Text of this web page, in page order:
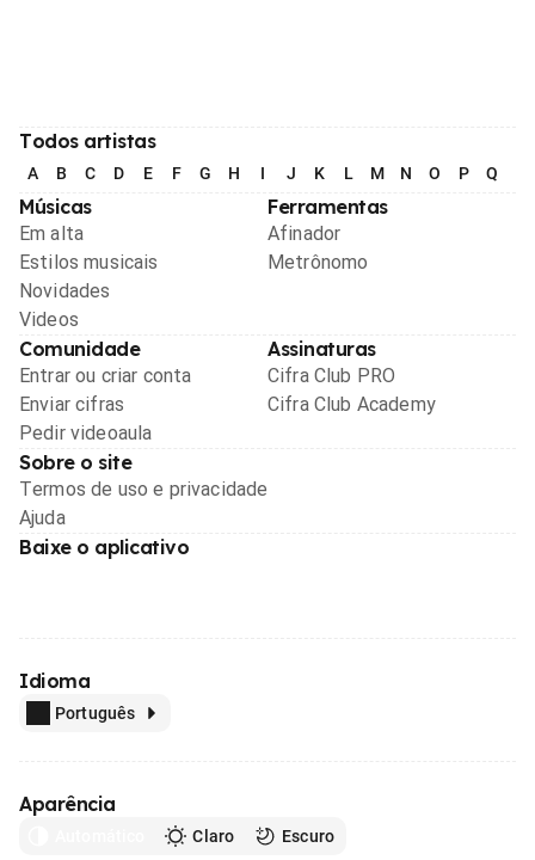
Todos artistas
A B C D E F G H I J K L M N O P Q
Músicas
Em alta
Estilos musicais
Novidades
Videos
Ferramentas
Afinador
Metrônomo
Comunidade
Entrar ou criar conta
Enviar cifras
Pedir videoaula
Assinaturas
Cifra Club PRO
Cifra Club Academy
Sobre o site
Termos de uso e privacidade
Ajuda
Baixe o aplicativo
Idioma
Português
Aparência
Claro Escuro